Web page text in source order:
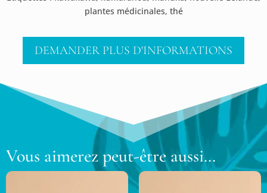
plantes médicinales, thé
DEMANDER PLUS D'INFORMATIONS
Vous aimerez peut-être aussi…